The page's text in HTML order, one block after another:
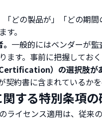
「どの製品が」「どの期
。
一般的にはベンダーが
ます。事前に把握してお
）の選択肢が
契約書に含まれているか
する特別条項
ライセンス適用は、従来